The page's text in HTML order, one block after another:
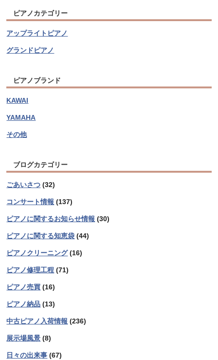
ピアノカテゴリー
アップライトピアノ
グランドピアノ
ピアノブランド
KAWAI
YAMAHA
その他
ブログカテゴリー
ごあいさつ (32)
コンサート情報 (137)
ピアノに関するお知らせ情報 (30)
ピアノに関する知恵袋 (44)
ピアノクリーニング(16)
ピアノ修理工程 (71)
ピアノ売買 (16)
ピアノ納品 (13)
中古ピアノ入荷情報 (236)
展示場風景 (8)
日々の出来事 (67)